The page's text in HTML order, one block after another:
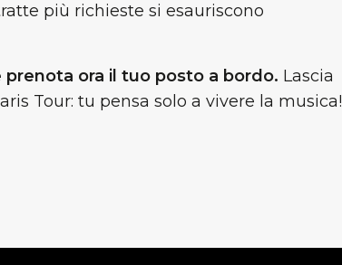
più richieste si esauriscono
ora il tuo posto a bordo. Lascia
Tour: tu pensa solo a vivere la musica!